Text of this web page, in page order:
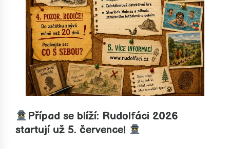
Případ se blíží: Rudolfáci 2026
startují už 5. července!